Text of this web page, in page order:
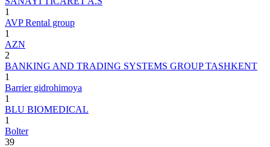
1
AVP Rental group
1
AZN
2
BANKING AND TRADING SYSTEMS GROUP TASHKENT
1
Barrier gidrohimoya
1
BLU BIOMEDICAL
1
Bolter
39